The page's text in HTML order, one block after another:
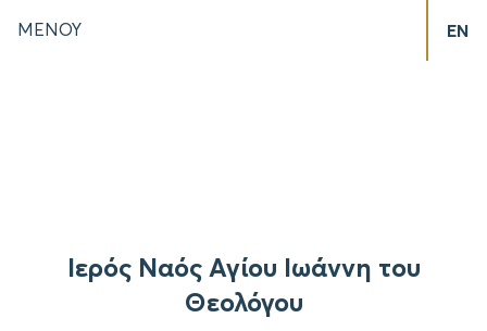
ΜΕΝΟΥ EN
Ιερός Ναός Αγίου Ιωάννη του
Θεολόγου